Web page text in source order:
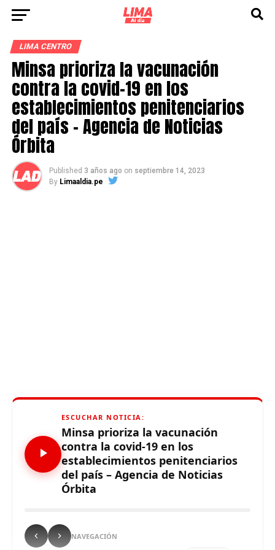
LIMA CENTRO
Minsa prioriza la vacunación
contra la covid-19 en los
establecimientos penitenciarios
del país – Agencia de Noticias
Órbita
Published 3 años ago on septiembre 14, 2023
By Limaaldia.pe
ESCUCHAR NOTICIA:
Minsa prioriza la vacunación
contra la covid-19 en los
establecimientos penitenciarios
del país – Agencia de Noticias
Órbita
NAVEGACIÓN